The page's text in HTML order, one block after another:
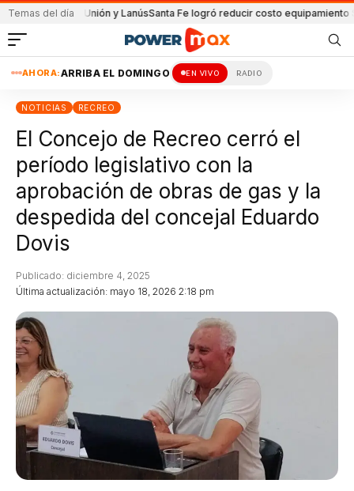
Temas del día
de Unión y LanúsSanta Fe logró reducir costo equipamiento
AHORA:ARRIBA EL DOMINGO EN VIVO RADIO
NOTICIAS RECREO
El Concejo de Recreo cerró el
período legislativo con la
aprobación de obras de gas y la
despedida del concejal Eduardo
Dovis
Última actualización: mayo 18, 2026 2:18 pm
Publicado: diciembre 4, 2025